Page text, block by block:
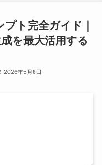
ト完全ガイド｜
を最大活用する
2026年5月8日